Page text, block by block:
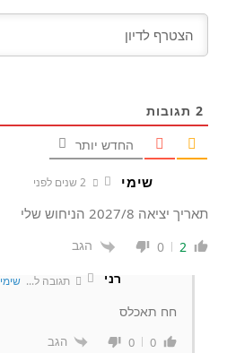
2 תגובות
החדש יותר
שימי
תאריך יציאה 2027/8 הניחוש שלי
2
0
הגב
רני
תגובה ל...שימי
חח תאכלס
0
0 הגב